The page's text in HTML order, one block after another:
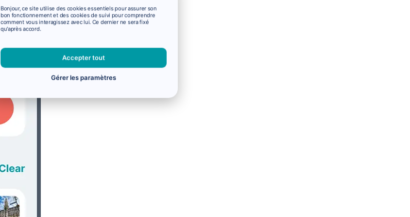
Bonjour, ce site utilise des cookies essentiels pour assurer son
bon fonctionnement et des cookies de suivi pour comprendre
comment vous interagissez avec lui. Ce dernier ne sera fixé
qu'après accord.
Accepter tout
Gérer les paramètres